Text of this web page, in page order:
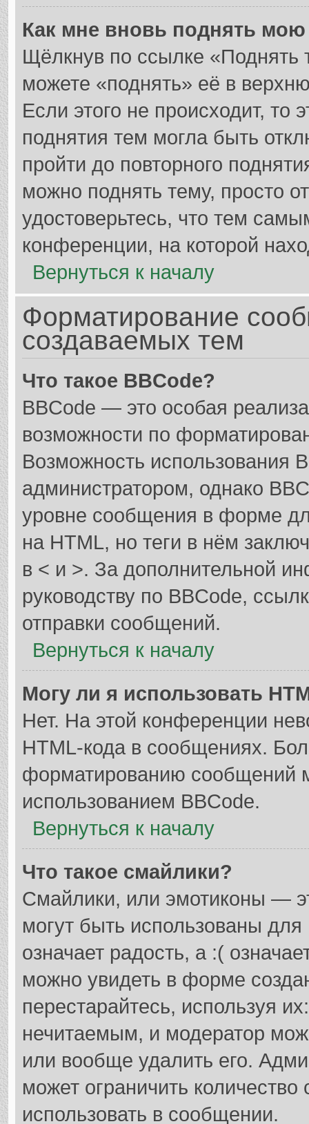
Как мне вновь поднять мою
Щёлкнув по ссылке
можете «поднять» её в
Если этого не происходит, то
поднятия тем могла быть
пройти до повторного
можно поднять тему, просто
удостоверьтесь, что тем
конференции, на которой
Вернуться к началу
Форматирование
создаваемых тем
Что такое BBCode?
BBCode — это особая
возможности по
Возможность использования
администратором, однако
уровне сообщения в форме
на HTML, но теги в нём
в < и >. За дополнительной
руководству по BBCode,
отправки сообщений.
Вернуться к началу
Могу ли я использовать
Нет. На этой конференции
HTML-кода в сообщениях.
форматированию сообщений
использованием BBCode.
Вернуться к началу
Что такое смайлики?
Смайлики, или эмотиконы —
могут быть использованы
означает радость, а :(
можно увидеть в форме
перестарайтесь, используя
нечитаемым, и модератор
или вообще удалить его.
может ограничить
использовать в сообщении.